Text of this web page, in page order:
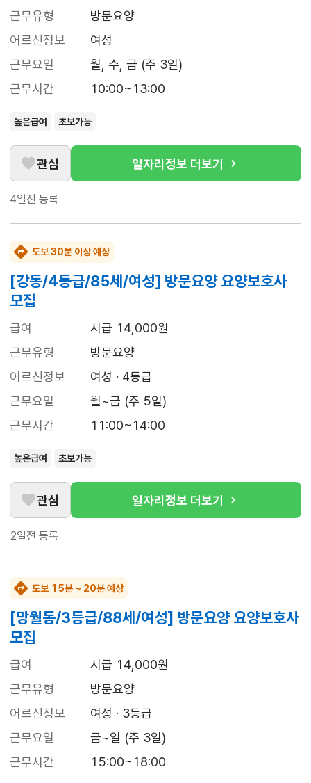
근무유형
방문요양
어르신정보
여성
근무요일
월, 수, 금 (주 3일)
근무시간
10:00~13:00
높은급여 초보가능
관심 일자리정보 더보기
4일전 등록
도보 30분 이상 예상
[강동/4등급/85세/여성] 방문요양 요양보호사
모집
급여
시급 14,000원
근무유형
방문요양
어르신정보
여성 · 4등급
근무요일
월~금 (주 5일)
근무시간
11:00~14:00
높은급여 초보가능
관심 일자리정보 더보기
2일전 등록
도보 15분 ~ 20분 예상
[망월동/3등급/88세/여성] 방문요양 요양보호사
모집
급여
시급 14,000원
근무유형
방문요양
어르신정보
여성 · 3등급
근무요일
금~일 (주 3일)
근무시간
15:00~18:00